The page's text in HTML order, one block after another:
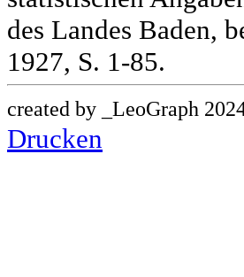
des Landes Baden,
1927, S. 1-85.
created by _LeoGraph
Drucken